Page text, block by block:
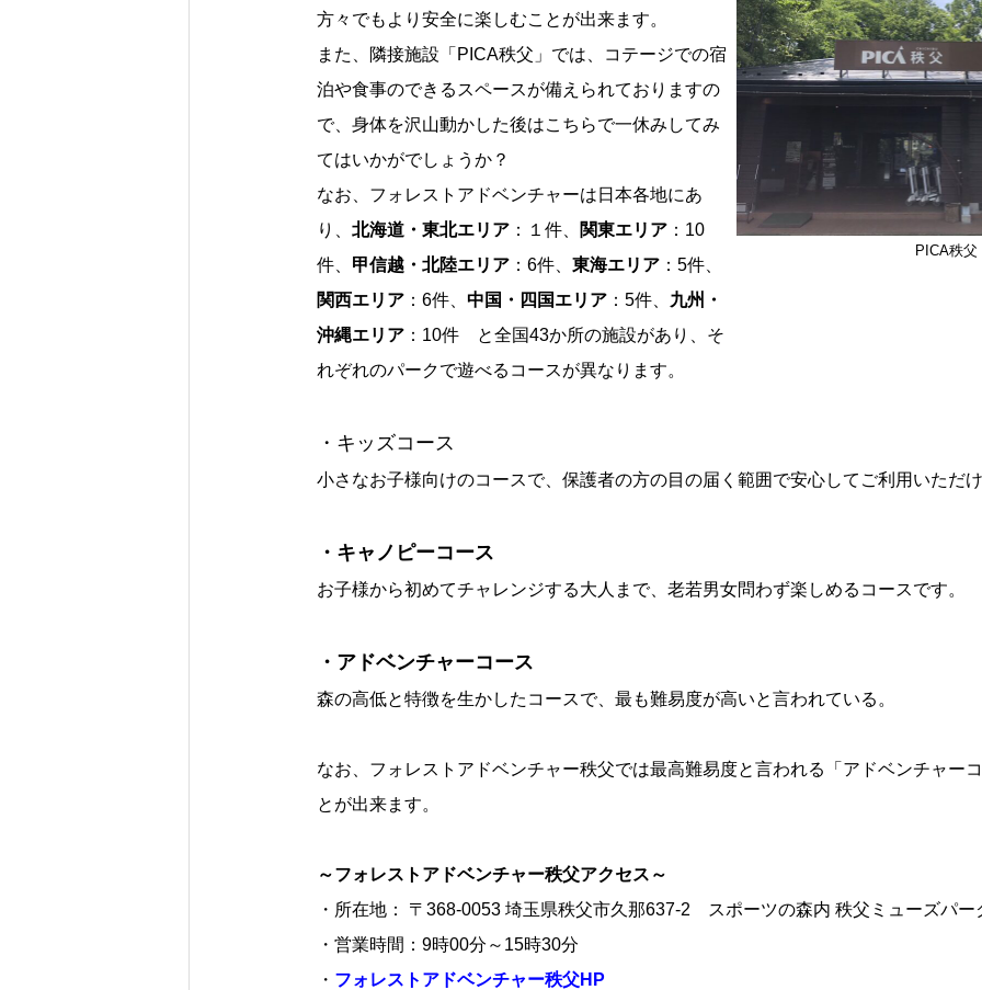
方々でもより安全に楽しむことが出来ます。
また、隣接施設「PICA秩父」では、コテージでの宿
泊や食事のできるスペースが備えられておりますの
で、身体を沢山動かした後はこちらで一休みしてみ
てはいかがでしょうか？
なお、フォレストアドベンチャーは日本各地にあ
り、 北海道・東北エリア：１件、 関東エリア：10
件、 甲信越・北陸エリア：6件、 東海エリア：5件、
関西エリア：6件、 中国・四国エリア：5件、 九州・
沖縄エリア：10件 と全国43か所の施設があり、そ
れぞれのパークで遊べるコースが異なります。
PICA秩父
・キッズコース
小さなお子様向けのコースで、保護者の方の目の届く範囲で安心してご利用いただ
・キャノピーコース
お子様から初めてチャレンジする大人まで、老若男女問わず楽しめるコースです。
・アドベンチャーコース
森の高低と特徴を生かしたコースで、最も難易度が高いと言われている。
なお、フォレストアドベンチャー秩父では最高難易度と言われる「アドベンチャー
とが出来ます。
～フォレストアドベンチャー秩父アクセス～
・所在地：
〒368-0053 埼玉県秩父市久那637-2 スポーツの森内 秩父ミューズパー
・営業時間：9時00分～15時30分
・ フォレストアドベンチャー秩父HP